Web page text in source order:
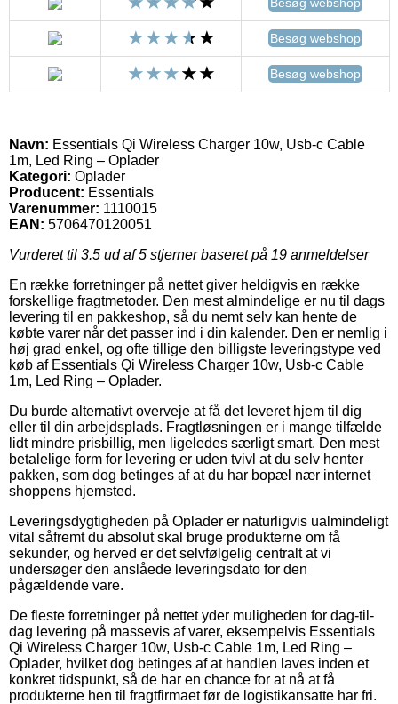
Besøg webshop
Besøg webshop
Navn: Essentials Qi Wireless Charger 10w, Usb-c Cable
1m, Led Ring – Oplader
Kategori: Oplader
Producent: Essentials
Varenummer: 1110015
EAN: 5706470120051
Vurderet til 3.5 ud af 5 stjerner baseret på 19 anmeldelser
En række forretninger på nettet giver heldigvis en række
forskellige fragtmetoder. Den mest almindelige er nu til dags
levering til en pakkeshop, så du nemt selv kan hente de
købte varer når det passer ind i din kalender. Den er nemlig i
høj grad enkel, og ofte tillige den billigste leveringstype ved
køb af Essentials Qi Wireless Charger 10w, Usb-c Cable
1m, Led Ring – Oplader.
Du burde alternativt overveje at få det leveret hjem til dig
eller til din arbejdsplads. Fragtløsningen er i mange tilfælde
lidt mindre prisbillig, men ligeledes særligt smart. Den mest
betalelige form for levering er uden tvivl at du selv henter
pakken, som dog betinges af at du har bopæl nær internet
shoppens hjemsted.
Leveringsdygtigheden på Oplader er naturligvis ualmindeligt
vital såfremt du absolut skal bruge produkterne om få
sekunder, og herved er det selvfølgelig centralt at vi
undersøger den anslåede leveringsdato for den
pågældende vare.
De fleste forretninger på nettet yder muligheden for dag-til-
dag levering på massevis af varer, eksempelvis Essentials
Qi Wireless Charger 10w, Usb-c Cable 1m, Led Ring –
Oplader, hvilket dog betinges af at handlen laves inden et
konkret tidspunkt, så de har en chance for at nå at få
produkterne hen til fragtfirmaet før de logistikansatte har fri.